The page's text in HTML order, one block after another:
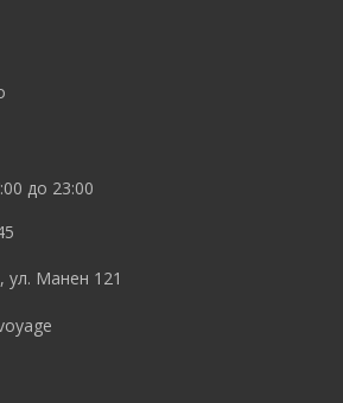
до 23:00
ул. Манен 121